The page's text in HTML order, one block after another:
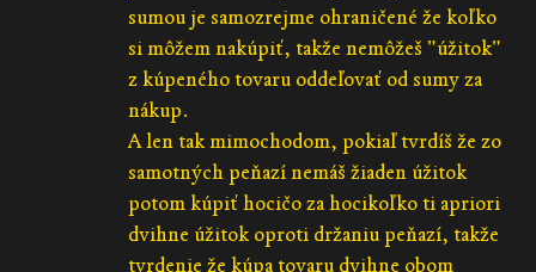
sumou je samozrejme ohraničené že koľko
si môžem nakúpiť, takže nemôžeš "úžitok"
z kúpeného tovaru oddeľovať od sumy za
nákup.
A len tak mimochodom, pokiaľ tvrdíš že zo
samotných peňazí nemáš žiaden úžitok
potom kúpiť hocičo za hocikoľko ti apriori
dvihne úžitok oproti držaniu peňazí, takže
tvrdenie že kúpa tovaru dvihne obom